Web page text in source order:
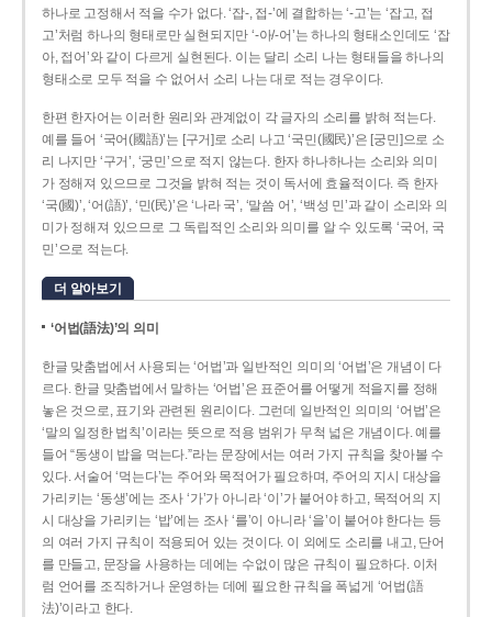
하나로 고정해서 적을 수가 없다. ‘잡-, 접-’에 결합하는 ‘-고’는 ‘잡고, 접
고’처럼 하나의 형태로만 실현되지만 ‘-아/-어’는 하나의 형태소인데도 ‘잡
아, 접어’와 같이 다르게 실현된다. 이는 달리 소리 나는 형태들을 하나의
형태소로 모두 적을 수 없어서 소리 나는 대로 적는 경우이다.
한편 한자어는 이러한 원리와 관계없이 각 글자의 소리를 밝혀 적는다.
예를 들어 ‘국어(國語)’는 [구거]로 소리 나고 ‘국민(國民)’은 [궁민]으로 소
리 나지만 ‘구거’, ‘궁민’으로 적지 않는다. 한자 하나하나는 소리와 의미
가 정해져 있으므로 그것을 밝혀 적는 것이 독서에 효율적이다. 즉 한자
‘국(國)’, ‘어(語)’, ‘민(民)’은 ‘나라 국’, ‘말씀 어’, ‘백성 민’과 같이 소리와 의
미가 정해져 있으므로 그 독립적인 소리와 의미를 알 수 있도록 ‘국어, 국
민’으로 적는다.
더 알아보기
‘어법(語法)’의 의미
한글 맞춤법에서 사용되는 ‘어법’과 일반적인 의미의 ‘어법’은 개념이 다
르다. 한글 맞춤법에서 말하는 ‘어법’은 표준어를 어떻게 적을지를 정해
놓은 것으로, 표기와 관련된 원리이다. 그런데 일반적인 의미의 ‘어법’은
‘말의 일정한 법칙’이라는 뜻으로 적용 범위가 무척 넓은 개념이다. 예를
들어 “동생이 밥을 먹는다.”라는 문장에서는 여러 가지 규칙을 찾아볼 수
있다. 서술어 ‘먹는다’는 주어와 목적어가 필요하며, 주어의 지시 대상을
가리키는 ‘동생’에는 조사 ‘가’가 아니라 ‘이’가 붙어야 하고, 목적어의 지
시 대상을 가리키는 ‘밥’에는 조사 ‘를’이 아니라 ‘을’이 붙어야 한다는 등
의 여러 가지 규칙이 적용되어 있는 것이다. 이 외에도 소리를 내고, 단어
를 만들고, 문장을 사용하는 데에는 수없이 많은 규칙이 필요하다. 이처
럼 언어를 조직하거나 운영하는 데에 필요한 규칙을 폭넓게 ‘어법(語
法)’이라고 한다.